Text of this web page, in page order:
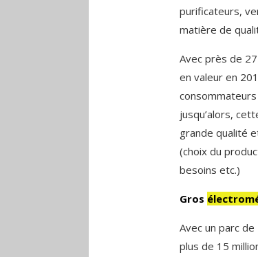
purificateurs,
matière de
Avec près de
en valeur en
jusqu’alors,
grande qualité
(choix du
besoins etc.)
Gros
Avec un parc
plus de 15